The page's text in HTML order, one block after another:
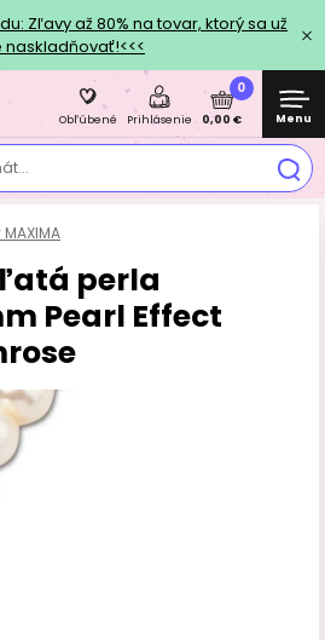
Zľavy až 80% na tovar, ktorý sa už
Obľúbené Prihlásenie
0
0,00 € Menu
perla
Pearl Effect